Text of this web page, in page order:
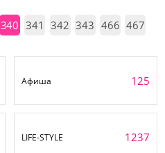
340 341 342 343 466 467
Афиша 125
LIFE-STYLE 1237